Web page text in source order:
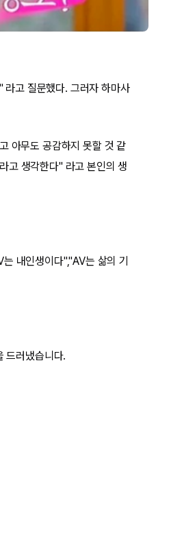
라고 질문했다. 그러자 하마사
아무도 공감하지 못할 것 같
고 생각한다" 라고 본인의 생
내인생이다","AV는 삶의 기
드러냈습니다.